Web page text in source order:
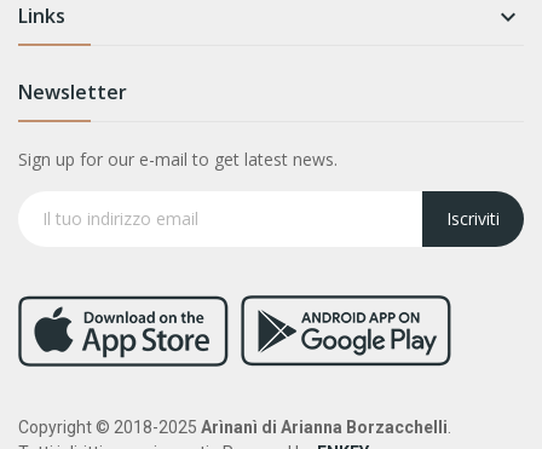
Links 
Newsletter
Sign up for our e-mail to get latest news.
Iscriviti
Copyright © 2018-2025 Arìnanì di Arianna Borzacchelli